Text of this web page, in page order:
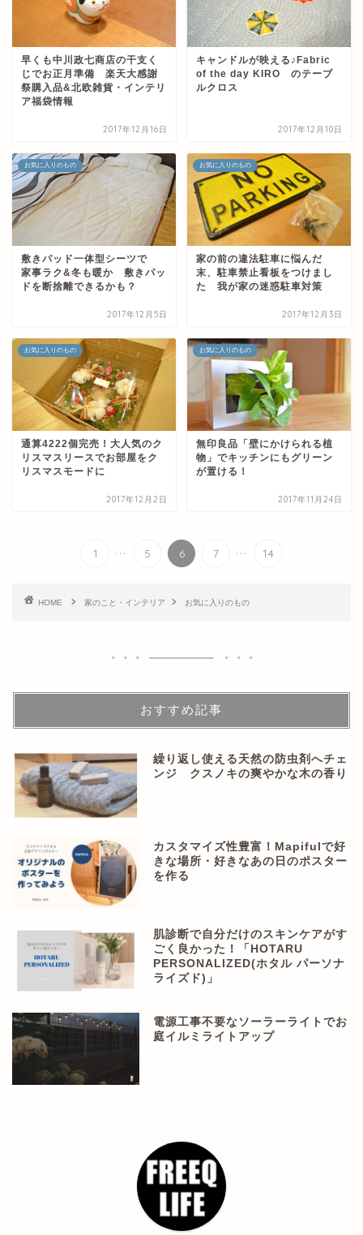
早くも中川政七商店の干支く
じでお正月準備 楽天大感謝
祭購入品&北欧雑貨・インテリ
ア福袋情報
2017年12月16日
キャンドルが映える♪Fabric
of the day KIRO のテーブ
ルクロス
2017年12月10日
お気に入りのもの
敷きパッド一体型シーツで
家事ラク&冬も暖か 敷きパッ
ドを断捨離できるかも？
2017年12月5日
お気に入りのもの
家の前の違法駐車に悩んだ
末、駐車禁止看板をつけまし
た 我が家の迷惑駐車対策
2017年12月3日
お気に入りのもの
通算4222個完売！大人気のク
リスマスリースでお部屋をク
リスマスモードに
2017年12月2日
お気に入りのもの
無印良品「壁にかけられる植
物」でキッチンにもグリーン
が置ける！
2017年11月24日
1 ... 5 6 7 ... 14
HOME 家のこと・インテリア お気に入りのもの
おすすめ記事
繰り返し使える天然の防虫剤へチェ
ンジ クスノキの爽やかな木の香り
カスタマイズ性豊富！Mapifulで好
きな場所・好きなあの日のポスター
を作る
肌診断で自分だけのスキンケアがす
ごく良かった！「HOTARU
PERSONALIZED(ホタル パーソナ
ライズド)」
電源工事不要なソーラーライトでお
庭イルミライトアップ